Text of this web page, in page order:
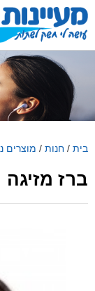
בית / חנות / מוצרים
ברז מזיגה